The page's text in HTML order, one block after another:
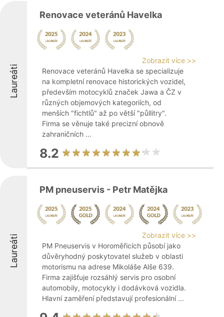
Laureáti
Renovace veteránů Havelka
Zobrazit více >>
Renovace veteránů Havelka se specializuje
na kompletní renovace historických vozidel,
především motocyklů značek Jawa a ČZ v
různých objemových kategoriích, od
menších "fichtlů" až po větší "půllitry".
Firma se věnuje také precizní obnově
zahraničních ...
8.2
Laureáti
PM pneuservis - Petr Matějka
Zobrazit více >>
PM Pneuservis v Horoměřicích působí jako
důvěryhodný poskytovatel služeb v oblasti
motorismu na adrese Mikoláše Alše 639.
Firma zajišťuje rozsáhlý servis pro osobní
automobily, motocykly i dodávková vozidla.
Hlavní zaměření představují profesionální ...